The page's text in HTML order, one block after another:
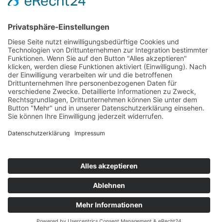
Prozesse
Geschäftsmodelle
›Vorstandswechsel Westenergie: Böddeling übernimmt
befristet
›Wasserstoff-Hochlauf: Dialog, Infrastruktur und
konkrete Schritte
›Solaranlage Regenbogenfarben: FC St. Pauli und
LichtBlick installieren erste weltweite Anlage
Jetzt an der STUDIE360 teilnehmen
Wir möchten Transparenz mit einheitlichen Kriterien
kostenlose Teilnahme wichtig. Die Ergebnisse werden
umgehend nach Teilnahme und Auswertung auf
unserer Webseite zur Verfügung gestellt.
Jetzt teilnehmen